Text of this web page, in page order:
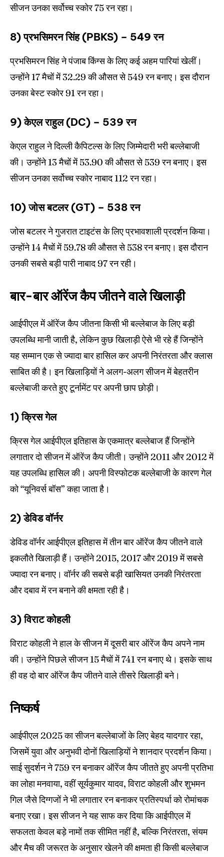
सीजन उनका सर्वोच्च स्कोर 75 रन रहा।
8) प्रभसिमरन सिंह (PBKS) – 549 रन
प्रभसिमरन सिंह ने पंजाब किंग्स के लिए कई अहम पारियां खेलीं।
उन्होंने 17 मैचों में 32.29 की औसत से 549 रन बनाए। इस दौरान
उनका बेस्ट स्कोर 91 रन रहा।
9) केएल राहुल (DC) – 539 रन
केएल राहुल ने दिल्ली कैपिटल्स के लिए जिम्मेदारी भरी बल्लेबाजी
की। उन्होंने 13 मैचों में 53.90 की औसत से 539 रन बनाए। इस
सीजन उनका सर्वोच्च स्कोर नाबाद 112 रन रहा।
10) जोस बटलर (GT) – 538 रन
जोस बटलर ने गुजरात टाइटंस के लिए प्रभावशाली प्रदर्शन किया।
उन्होंने 14 मैचों में 59.78 की औसत से 538 रन बनाए। इस दौरान
उनकी सबसे बड़ी पारी नाबाद 97 रन रही।
बार-बार ऑरेंज कैप जीतने वाले खिलाड़ी
आईपीएल में ऑरेंज कैप जीतना किसी भी बल्लेबाज के लिए बड़ी
उपलब्धि मानी जाती है, लेकिन कुछ खिलाड़ी ऐसे भी रहे हैं जिन्होंने
यह सम्मान एक से ज्यादा बार हासिल कर अपनी निरंतरता और क्लास
साबित की है। इन खिलाड़ियों ने अलग-अलग सीजन में बेहतरीन
बल्लेबाजी करते हुए टूर्नामेंट पर अपनी छाप छोड़ी।
1) क्रिस गेल
क्रिस गेल आईपीएल इतिहास के एकमात्र बल्लेबाज हैं जिन्होंने
लगातार दो सीजन में ऑरेंज कैप जीती। उन्होंने 2011 और 2012 में
यह उपलब्धि हासिल की। अपनी विस्फोटक बल्लेबाजी के कारण गेल
को “यूनिवर्स बॉस” कहा जाता है।
2) डेविड वॉर्नर
डेविड वॉर्नर आईपीएल इतिहास में तीन बार ऑरेंज कैप जीतने वाले
इकलौते खिलाड़ी हैं। उन्होंने 2015, 2017 और 2019 में सबसे
ज्यादा रन बनाए। वॉर्नर की सबसे बड़ी खासियत उनकी निरंतरता
और दबाव में रन बनाने की क्षमता रही है।
3) विराट कोहली
विराट कोहली ने हाल के सीजन में दूसरी बार ऑरेंज कैप अपने नाम
की। उन्होंने पिछले सीजन 15 मैचों में 741 रन बनाए थे। इसके साथ
ही वह दो बार ऑरेंज कैप जीतने वाले तीसरे खिलाड़ी बने।
निष्कर्ष
आईपीएल 2025 का सीजन बल्लेबाजों के लिए बेहद यादगार रहा,
जिसमें युवा और अनुभवी दोनों खिलाड़ियों ने शानदार प्रदर्शन किया।
साई सुदर्शन ने 759 रन बनाकर ऑरेंज कैप जीतते हुए अपनी प्रतिभा
का लोहा मनवाया, वहीं सूर्यकुमार यादव, विराट कोहली और शुभमन
गिल जैसे दिग्गजों ने भी लगातार रन बनाकर प्रतिस्पर्धा को रोमांचक
बनाए रखा। इस सीजन ने यह साफ कर दिया कि आईपीएल में
सफलता केवल बड़े नामों तक सीमित नहीं है, बल्कि निरंतरता, संयम
और मैच की जरूरत के अनुसार खेलने की क्षमता ही किसी बल्लेबाज